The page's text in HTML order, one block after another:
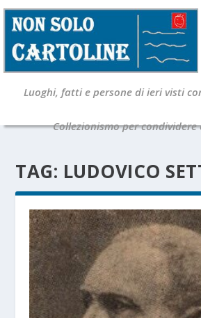
Luoghi, fatti e persone di ieri visti
Collezionismo per condividere
TAG: LUDOVICO